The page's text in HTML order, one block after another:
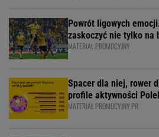
Powrót ligowych
zaskoczyć nie tylko na
MATERIAŁ PROMOCYJNY
Spacer dla niej, rower
profile aktywności
MATERIAŁ PROMOCYJNY PR